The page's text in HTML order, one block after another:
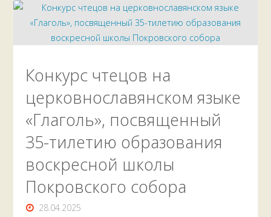
Конкурс чтецов на
церковнославянском языке
«Глаголь», посвященный
35-тилетию образования
воскресной школы
Покровского собора
28.04.2025